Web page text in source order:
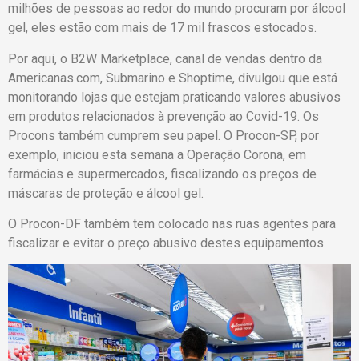
milhões de pessoas ao redor do mundo procuram por álcool
gel, eles estão com mais de 17 mil frascos estocados.
Por aqui, o B2W Marketplace, canal de vendas dentro da
Americanas.com, Submarino e Shoptime, divulgou que está
monitorando lojas que estejam praticando valores abusivos
em produtos relacionados à prevenção ao Covid-19. Os
Procons também cumprem seu papel. O Procon-SP, por
exemplo, iniciou esta semana a Operação Corona, em
farmácias e supermercados, fiscalizando os preços de
máscaras de proteção e álcool gel.
O Procon-DF também tem colocado nas ruas agentes para
fiscalizar e evitar o preço abusivo destes equipamentos.